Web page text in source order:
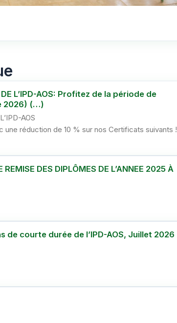
DE L’IPD-AOS: Profitez de la période de
2026) (…)
AOS
réduction de 10 % sur nos Certificats suivants !
REMISE DES DIPLÔMES DE L’ANNEE 2025 À
de courte durée de l’IPD-AOS, Juillet 2026